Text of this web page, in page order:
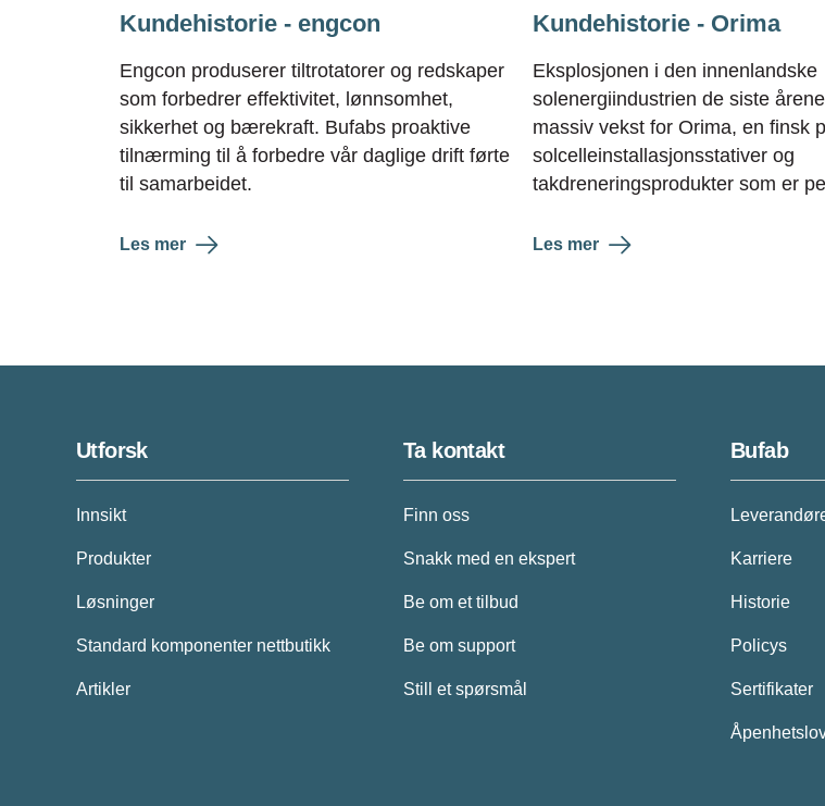
Kundehistorie - engcon
Engcon produserer tiltrotatorer og redskaper
som forbedrer effektivitet, lønnsomhet,
sikkerhet og bærekraft. Bufabs proaktive
tilnærming til å forbedre vår daglige drift førte
til samarbeidet.
Les mer
Kundehistorie - Orima
Eksplosjonen i den innenlandske
solenergiindustrien de siste
massiv vekst for Orima, en finsk
solcelleinstallasjonsstativer og
takdreneringsprodukter som er
Les mer
Utforsk
Innsikt
Produkter
Løsninger
Standard komponenter nettbutikk
Artikler
Ta kontakt
Finn oss
Snakk med en ekspert
Be om et tilbud
Be om support
Still et spørsmål
Bufab
Karriere
Historie
Policys
Sertifikater